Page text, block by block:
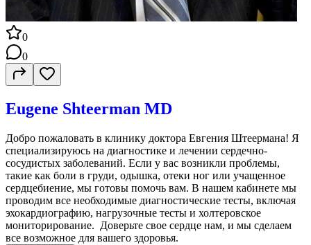
0
0
Eugene Shteerman MD
Добро пожаловать в клинику доктора Евгения Штеермана! Я
специализируюсь на диагностике и лечении сердечно-
сосудистых заболеваний. Если у вас возникли проблемы,
такие как боли в груди, одышка, отеки ног или учащенное
сердцебиение, мы готовы помочь вам. В нашем кабинете мы
проводим все необходимые диагностические тесты, включая
эхокардиографию, нагрузочные тесты и холтеровское
мониторирование. Доверьте свое сердце нам, и мы сделаем
все возможное для вашего здоровья.